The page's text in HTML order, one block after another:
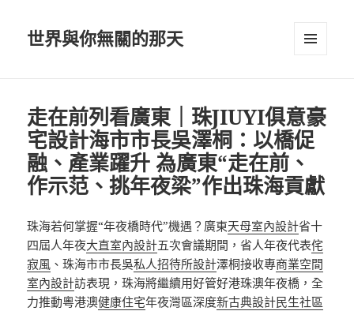
世界與你無關的那天
走在前列看廣東｜珠JIUYI俱意豪
宅設計海市市長吳澤桐：以橋促
融、產業躍升 為廣東“走在前、
作示范、挑年夜梁”作出珠海貢獻
珠海若何掌握“年夜橋時代”機遇？廣東天母室內設計省十
四屆人年夜大直室內設計五次會議期間，省人年夜代表侘
寂風 、珠海市市長吳私人招待所設計澤桐接收專商業空間
室內設計訪表現，珠海將繼續用好管好港珠澳年夜橋，全
力推動粵港澳健康住宅年夜灣區深度新古典設計民生社區